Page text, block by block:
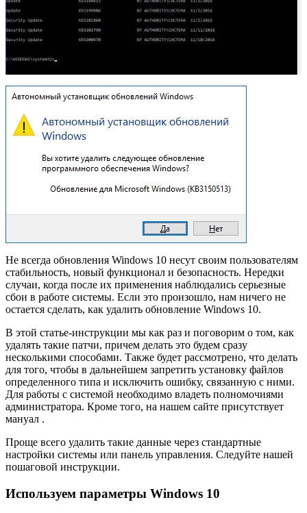
Не всегда обновления Windows 10 несут своим пользователям
стабильность, новый функционал и безопасность. Нередки
случаи, когда после их применения наблюдались серьезные
сбои в работе системы. Если это произошло, нам ничего не
остается сделать, как удалить обновление Windows 10.
В этой статье-инструкции мы как раз и поговорим о том, как
удалять такие патчи, причем делать это будем сразу
несколькими способами. Также будет рассмотрено, что делать
для того, чтобы в дальнейшем запретить установку файлов
определенного типа и исключить ошибку, связанную с ними.
Для работы с системой необходимо владеть полномочиями
администратора. Кроме того, на нашем сайте присутствует
мануал .
Проще всего удалить такие данные через стандартные
настройки системы или панель управления. Следуйте нашей
пошаговой инструкции.
Используем параметры Windows 10